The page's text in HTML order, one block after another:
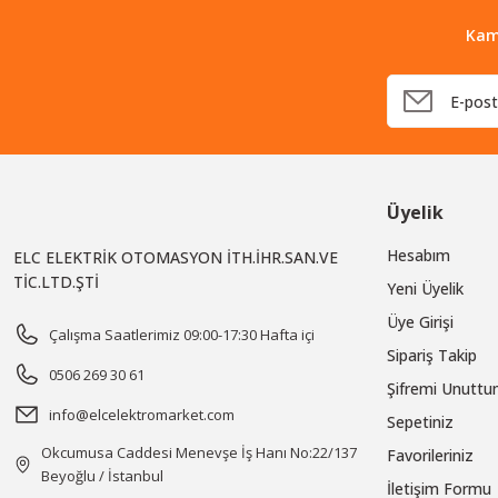
ELC ELEKTRİK OTOMASYON İTH.İHR.SAN.VE
TİC.LTD.ŞTİ
Çalışma Saatlerimiz 09:00-17:30 Hafta içi
0506 269 30 61
info@elcelektromarket.com
Okcumusa Caddesi Menevşe İş Hanı No:22/137
Beyoğlu / İstanbul
Üyelik
Hesabım
Yeni Üyelik
Üye Girişi
Sipariş Takip
Şifremi
Sepetiniz
Favorileriniz
İletişim Formu